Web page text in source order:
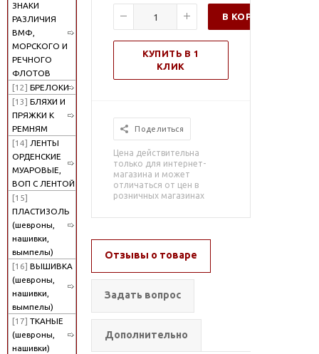
ЗНАКИ
РАЗЛИЧИЯ
ВМФ,
МОРСКОГО И
РЕЧНОГО
ФЛОТОВ
[12] БРЕЛОКИ
[13] БЛЯХИ И
ПРЯЖКИ К
РЕМНЯМ
[14] ЛЕНТЫ
ОРДЕНСКИЕ
МУАРОВЫЕ,
ВОП С ЛЕНТОЙ
[15]
ПЛАСТИЗОЛЬ
(шевроны,
нашивки,
вымпелы)
[16] ВЫШИВКА
(шевроны,
нашивки,
вымпелы)
[17] ТКАНЫЕ
(шевроны,
нашивки)
В КОРЗИНУ
КУПИТЬ В 1
КЛИК
Поделиться
Цена действительна
только для интернет-
магазина и может
отличаться от цен в
розничных магазинах
Отзывы о товаре
Задать вопрос
Дополнительно